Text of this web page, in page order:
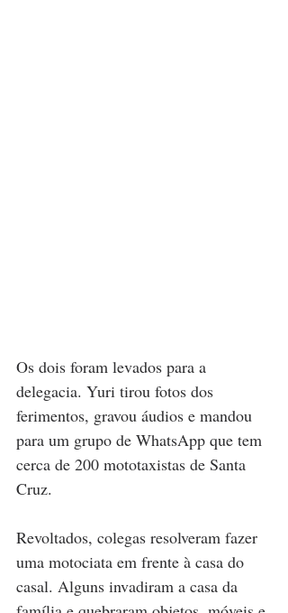
Os dois foram levados para a
delegacia. Yuri tirou fotos dos
ferimentos, gravou áudios e mandou
para um grupo de WhatsApp que tem
cerca de 200 mototaxistas de Santa
Cruz.
Revoltados, colegas resolveram fazer
uma motociata em frente à casa do
casal. Alguns invadiram a casa da